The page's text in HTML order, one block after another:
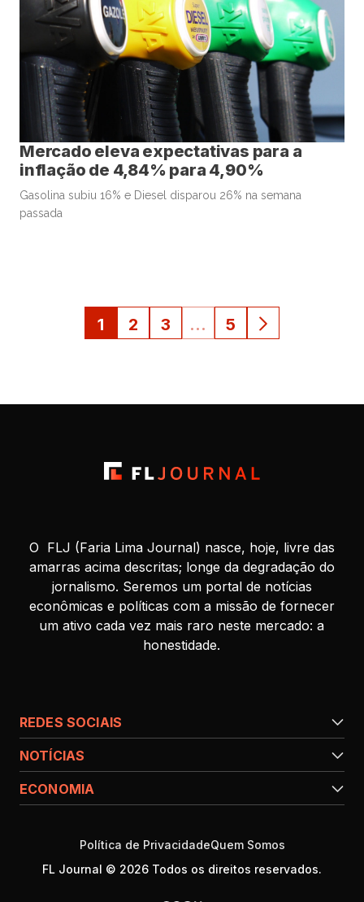
Mercado eleva expectativas para a
inflação de 4,84% para 4,90%
Gasolina subiu 16% e Diesel disparou 26% na semana
passada
1 2 3 … 5
O FLJ (Faria Lima Journal) nasce, hoje, livre das
amarras acima descritas; longe da degradação do
jornalismo. Seremos um portal de notícias
econômicas e políticas com a missão de fornecer
um ativo cada vez mais raro neste mercado: a
honestidade.
REDES SOCIAIS
NOTÍCIAS
ECONOMIA
FL Journal © 2026 Todos os direitos reservados.
Política de PrivacidadeQuem Somos